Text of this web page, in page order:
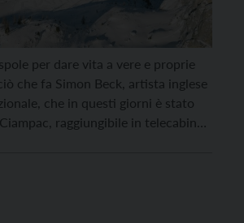
per dare vita a vere e proprie
che fa Simon Beck, artista inglese
che in questi giorni è stato
raggiungibile in telecabina